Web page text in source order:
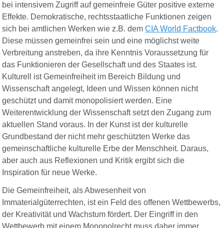
bei intensivem Zugriff auf gemeinfreie Güter positive externe
Effekte. Demokratische, rechtsstaatliche Funktionen zeigen
sich bei amtlichen Werken wie z.B. demCIA World Factbook.
Diese müssen gemeinfrei sein und eine möglichst weite
Verbreitung anstreben, da ihre Kenntnis Voraussetzung für
das Funktionieren der Gesellschaft und des Staates ist.
Kulturell ist Gemeinfreiheit im Bereich Bildung und
Wissenschaft angelegt, Ideen und Wissen können nicht
geschützt und damit monopolisiert werden. Eine
Weiterentwicklung der Wissenschaft setzt den Zugang zum
aktuellen Stand voraus. In der Kunst ist der kulturelle
Grundbestand der nicht mehr geschützten Werke das
gemeinschaftliche kulturelle Erbe der Menschheit. Daraus,
aber auch aus Reflexionen und Kritik ergibt sich die
Inspiration für neue Werke.
Die Gemeinfreiheit, als Abwesenheit von
Immaterialgüterrechten, ist ein Feld des offenen Wettbewerbs,
der Kreativität und Wachstum fördert. Der Eingriff in den